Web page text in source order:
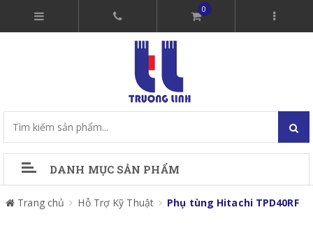
0
DANH MỤC SẢN PHẨM
Trang chủ Hỗ Trợ Kỹ Thuật Phụ tùng Hitachi TPD40RF